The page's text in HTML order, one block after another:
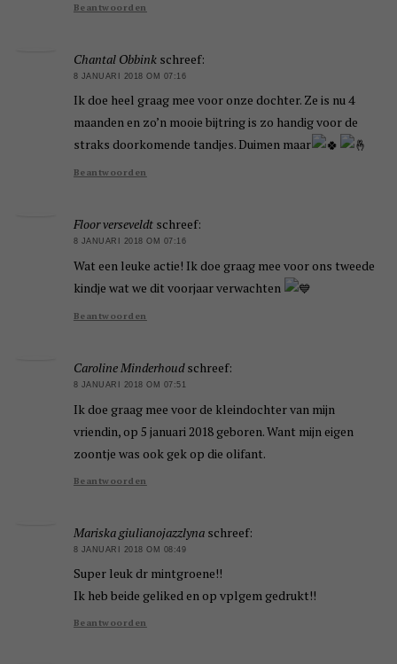
Beantwoorden
Chantal Obbink schreef:
8 JANUARI 2018 OM 07:16
Ik doe heel graag mee voor onze dochter. Ze is nu 4
maanden en zo’n mooie bijtring is zo handig voor de
straks doorkomende tandjes. Duimen maar
Beantwoorden
Floor verseveldt schreef:
8 JANUARI 2018 OM 07:16
Wat een leuke actie! Ik doe graag mee voor ons tweede
kindje wat we dit voorjaar verwachten
Beantwoorden
Caroline Minderhoud schreef:
8 JANUARI 2018 OM 07:51
Ik doe graag mee voor de kleindochter van mijn
vriendin, op 5 januari 2018 geboren. Want mijn eigen
zoontje was ook gek op die olifant.
Beantwoorden
Mariska giulianojazzlyna schreef:
8 JANUARI 2018 OM 08:49
Super leuk dr mintgroene!!
Ik heb beide geliked en op vplgem gedrukt!!
Beantwoorden